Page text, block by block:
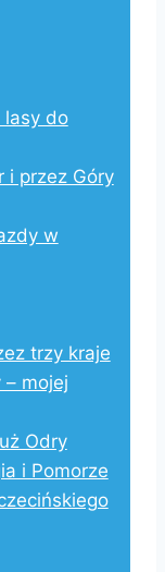
lasy do
i przez Góry
w
trzy kraje
– mojej
Odry
i Pomorze